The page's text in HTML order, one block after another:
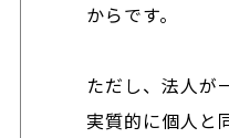
からです。
ただし、法人が
実質的に個人と